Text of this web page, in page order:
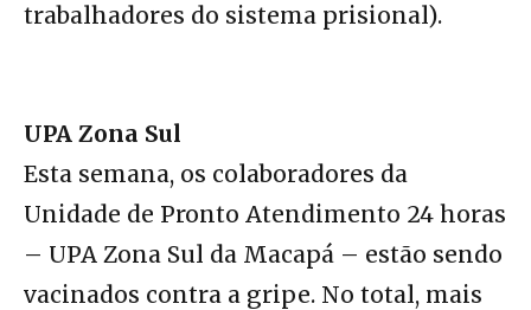
trabalhadores do sistema prisional).
UPA Zona Sul
Esta semana, os colaboradores da
Unidade de Pronto Atendimento 24 horas
– UPA Zona Sul da Macapá – estão sendo
vacinados contra a gripe. No total, mais